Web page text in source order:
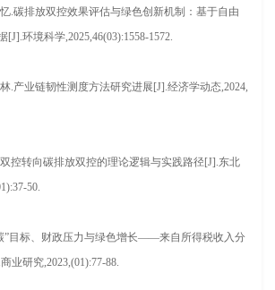
.碳排放双控效果评估与绿色创新机制：基于自由
环境科学,2025,46(03):1558-1572.
.产业链韧性测度方法研究进展[J].经济学动态,2024,
控转向碳排放双控的理论逻辑与实践路径[J].东北
50.
”目标、财政压力与绿色增长——来自所得税收入分
业研究,2023,(01):77-88.